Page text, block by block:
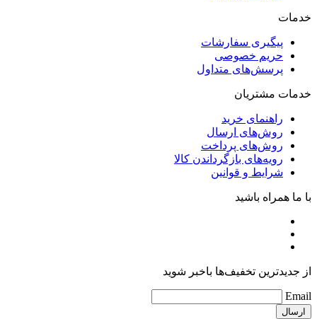
خدمات
پیگیری سفارشات
حریم خصوصی
پرسش‌های متداول
خدمات مشتریان
راهنمای خرید
روش‌های ارسال
روش‌های پرداخت
رویه‌های بازگرداندن کالا
شرایط و قوانین
با ما همراه باشید
از جدیدترین تخفیف‌ها باخبر شوید
Email